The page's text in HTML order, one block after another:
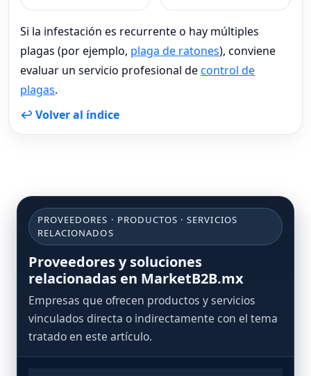
Si la infestación es recurrente o hay múltiples
plagas (por ejemplo, plaga de ratones), conviene
evaluar un servicio profesional decontrol de
plagas.
↩ Volver al índice
PROVEEDORES · PRODUCTOS · SERVICIOS
RELACIONADOS
Proveedores y soluciones
relacionadas en MarketB2B.mx
Empresas que ofrecen productos y servicios
vinculados directa o indirectamente con el tema
tratado en este artículo.